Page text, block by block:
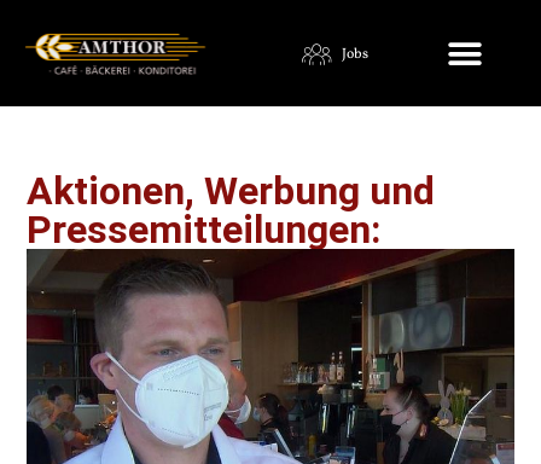
Jobs
Aktionen, Werbung und
Pressemitteilungen: